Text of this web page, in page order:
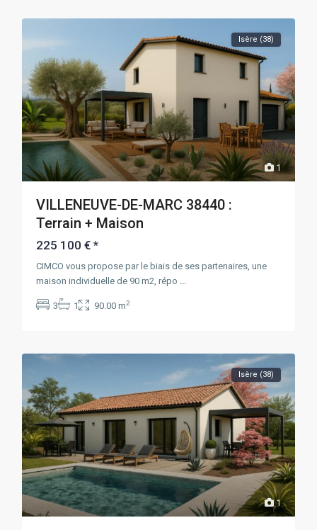
1
Isère (38)
VILLENEUVE-DE-MARC 38440 :
Terrain + Maison
225 100 €*
CIMCO vous propose par le biais de ses partenaires, une
maison individuelle de 90 m2, répo
3 1 90.00 m2
1
Isère (38)